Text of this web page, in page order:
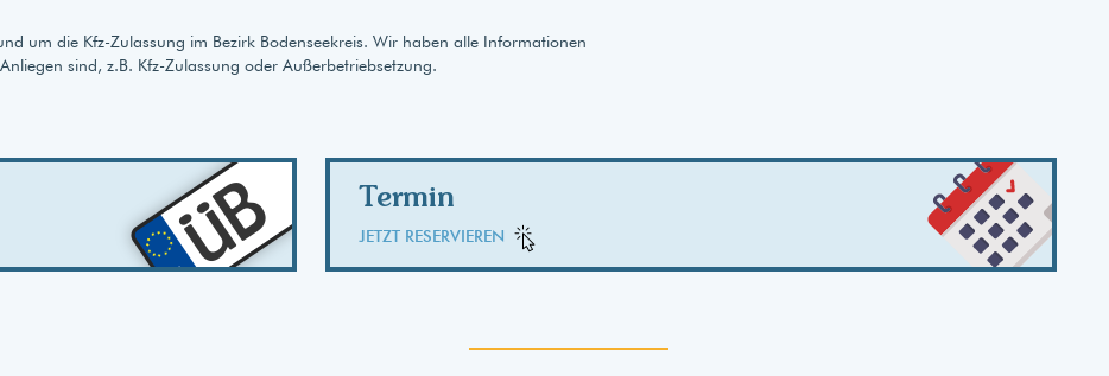
um die Kfz-Zulassung im Bezirk Bodenseekreis. Wir haben alle Informationen
sind, z.B. Kfz-Zulassung oder Außerbetriebsetzung.
ÜB
ABTermin
JETZT RESERVIEREN